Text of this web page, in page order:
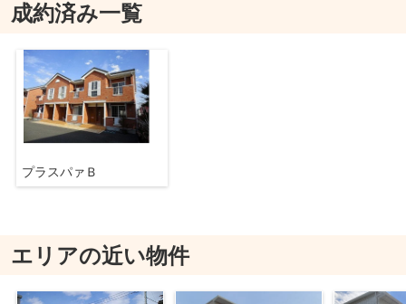
成約済み一覧
プラスパァＢ
エリアの近い物件